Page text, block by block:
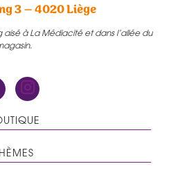
3 – 4020 Liège
à La Médiacité et dans l’allée du